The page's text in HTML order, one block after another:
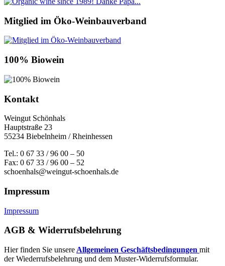
Mitglied im Öko-Weinbauverband
100% Biowein
Kontakt
Weingut Schönhals
Hauptstraße 23
55234 Biebelnheim / Rheinhessen
Tel.: 0 67 33 / 96 00 – 50
Fax: 0 67 33 / 96 00 – 52
schoenhals@weingut-schoenhals.de
Impressum
Impressum
AGB & Widerrufsbelehrung
Hier finden Sie unsere Allgemeinen Geschäftsbedingungen mit
der Wiederrufsbelehrung und dem Muster-Widerrufsformular.